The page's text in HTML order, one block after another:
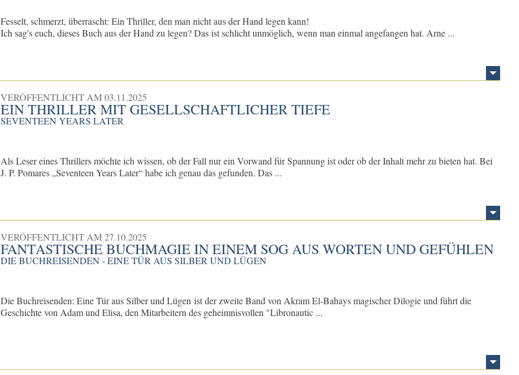
Fesselt, schmerzt, überrascht: Ein Thriller, den man nicht aus der Hand legen kann!
​Ich sag's euch, dieses Buch aus der Hand zu legen? Das ist schlicht unmöglich, wenn man einmal angefangen hat. Arne ...
VERÖFFENTLICHT AM03.11.2025
EIN THRILLER MIT GESELLSCHAFTLICHER TIEFE
SEVENTEEN YEARS LATER
Als Leser eines Thrillers möchte ich wissen, ob der Fall nur ein Vorwand für Spannung ist oder ob der Inhalt mehr zu bieten hat. Bei
J. P. Pomares „Seventeen Years Later“ habe ich genau das gefunden. Das ...
VERÖFFENTLICHT AM27.10.2025
FANTASTISCHE BUCHMAGIE IN EINEM SOG AUS WORTEN UND GEFÜHLEN
DIE BUCHREISENDEN - EINE TÜR AUS SILBER UND LÜGEN
Die Buchreisenden: Eine Tür aus Silber und Lügen ist der zweite Band von Akram El-Bahays magischer Dilogie und führt die
Geschichte von Adam und Elisa, den Mitarbeitern des geheimnisvollen "Libronautic ...